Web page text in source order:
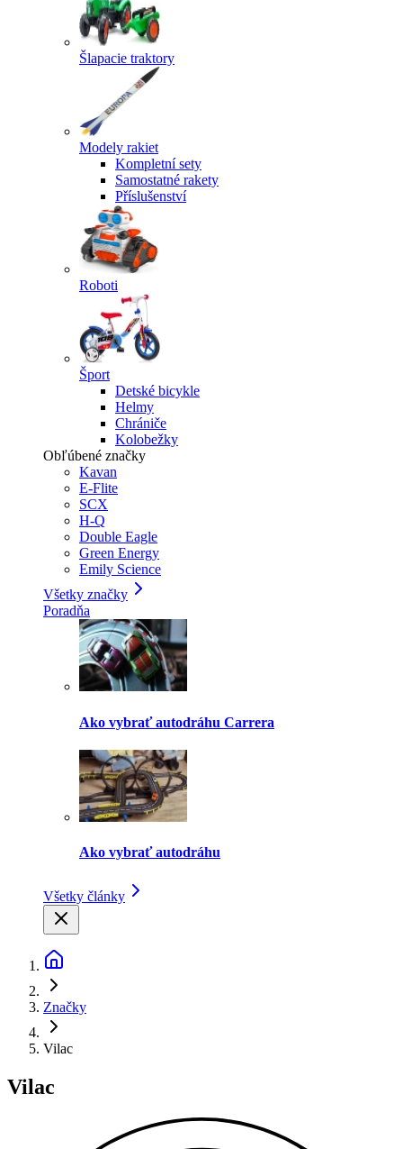
Šlapacie traktory
Modely rakiet
Kompletní sety
Samostatné rakety
Příslušenství
Roboti
Šport
Detské bicykle
Helmy
Chrániče
Kolobežky
Obľúbené značky
Kavan
E-Flite
SCX
H-Q
Double Eagle
Green Energy
Emily Science
Všetky značky
Poradňa
Ako vybrať autodráhu Carrera
Ako vybrať autodráhu
Všetky články
Značky
Vilac
Vilac